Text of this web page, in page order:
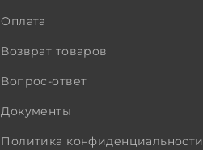
Оплата
Возврат товаров
Вопрос-ответ
Документы
Политика конфиденциальности